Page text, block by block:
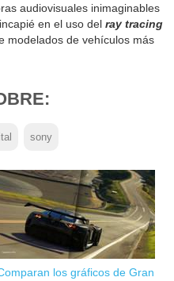
audiovisuales inimaginables
en el uso delray tracing
modelados de vehículos más
sony
los gráficos de Gran